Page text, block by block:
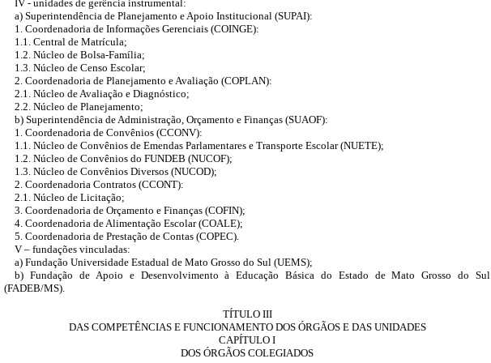
IV - unidades de gerência instrumental:
a) Superintendência de Planejamento e Apoio Institucional (SUPAI):
1. Coordenadoria de Informações Gerenciais (COINGE):
1.1. Central de Matrícula;
1.2. Núcleo de Bolsa-Família;
1.3. Núcleo de Censo Escolar;
2. Coordenadoria de Planejamento e Avaliação (COPLAN):
2.1. Núcleo de Avaliação e Diagnóstico;
2.2. Núcleo de Planejamento;
b) Superintendência de Administração, Orçamento e Finanças (SUAOF):
1. Coordenadoria de Convênios (CCONV):
1.1. Núcleo de Convênios de Emendas Parlamentares e Transporte Escolar (NUETE);
1.2. Núcleo de Convênios do FUNDEB (NUCOF);
1.3. Núcleo de Convênios Diversos (NUCOD);
2. Coordenadoria Contratos (CCONT):
2.1. Núcleo de Licitação;
3. Coordenadoria de Orçamento e Finanças (COFIN);
4. Coordenadoria de Alimentação Escolar (COALE);
5. Coordenadoria de Prestação de Contas (COPEC).
V – fundações vinculadas:
a) Fundação Universidade Estadual de Mato Grosso do Sul (UEMS);
b) Fundação de Apoio e Desenvolvimento à Educação Básica do Estado de Mato Grosso do Sul
(FADEB/MS).
TÍTULO III
DAS COMPETÊNCIAS E FUNCIONAMENTO DOS ÓRGÃOS E DAS UNIDADES
CAPÍTULO I
DOS ÓRGÃOS COLEGIADOS